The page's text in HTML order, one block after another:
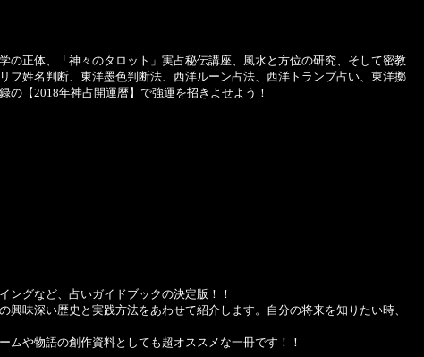
正体、「神々のタロット」実占秘伝講座、風水と方位の研究、そして密教
姓名判断、東洋墨色判断法、西洋ルーン占法、西洋トランプ占い、東洋擲
【2018年神占開運暦】で強運を招きよせよう！
グなど、占いガイドブックの決定版！！
味深い歴史と実践方法をあわせて紹介します。自分の将来を知りたい時、
や物語の創作資料としても超オススメな一冊です！！